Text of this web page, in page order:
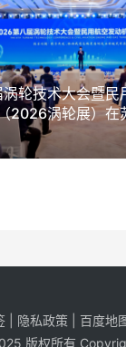
轮技术大会暨民
2026涡轮展）在
隐私政策 百度地
版权所有